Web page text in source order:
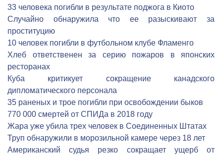
33 человека погибли в результате поджога в Киото
Cлучайно обнаружила что ее разыскивают за
проституцию
10 человек погибли в футбольном клубе Фламенго
Хлеб ответственен за серию пожаров в японских
ресторанах
Куба критикует сокращение канадского
дипломатического персонала
35 раненых и трое погибли при освобождении быков
770 000 смертей от СПИДа в 2018 году
Жара уже убила трех человек в Соединенных Штатах
Труп обнаружили в морозильной камере через 18 лет
Американский судья резко сокращает ущерб от